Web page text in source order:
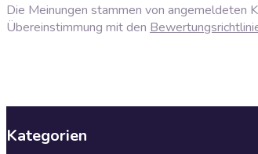
Die Meinungen stammen von angemeldeten
Übereinstimmung mit den
Kategorien